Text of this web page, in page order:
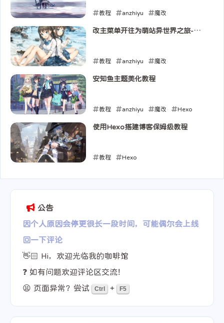
教程 anzhiyu 魔改
2025-07-04
改主菜单开往为萌站异世界之旅-跃
教程 anzhiyu 魔改
2025-06-30
安知鱼主题美化教程
教程 anzhiyu 魔改 Hexo
2025-06-30
使用Hexo搭建博客保姆级教程
教程 Hexo
公告
因个人原因会停更很长一段时间，可能偶尔会上线
回一下评论
👋🏻 Hi，欢迎光临我的咖啡馆
❓ 如有问题欢迎评论区交流！
😫 页面异常？尝试
Ctrl + F5